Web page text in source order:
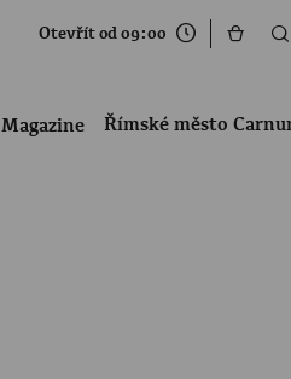
Otevřít od 09:00
Magazine Římské město